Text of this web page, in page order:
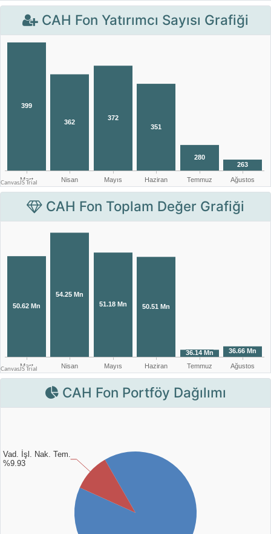
CAH Fon Yatırımcı Sayısı Grafiği
CAH Fon Toplam Değer Grafiği
CAH Fon Portföy Dağılımı